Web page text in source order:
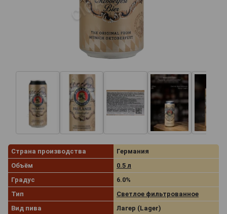
Страна производства
Германия
Объём
0.5 л
Градус
6.0%
Тип
Светлое фильтрованное
Вид пива
Лагер (Lager)